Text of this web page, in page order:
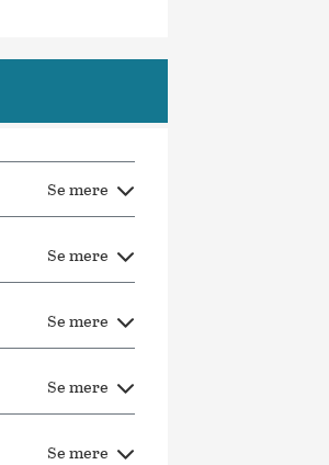
Se mere
Se mere
Se mere
Se mere
Se mere